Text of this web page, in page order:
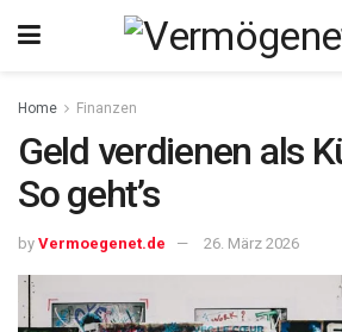
Home Finanzen
Geld verdienen als
So geht’s
by Vermoegenet.de 26. März 2026